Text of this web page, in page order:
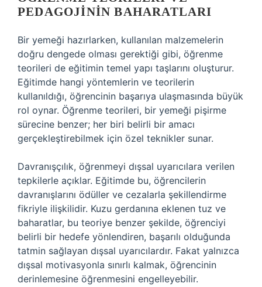
PEDAGOJININ BAHARATLARI
Bir yemeği hazırlarken, kullanılan malzemelerin
doğru dengede olması gerektiği gibi, öğrenme
teorileri de eğitimin temel yapı taşlarını oluşturur.
Eğitimde hangi yöntemlerin ve teorilerin
kullanıldığı, öğrencinin başarıya ulaşmasında büyük
rol oynar. Öğrenme teorileri, bir yemeği pişirme
sürecine benzer; her biri belirli bir amacı
gerçekleştirebilmek için özel teknikler sunar.
Davranışçılık, öğrenmeyi dışsal uyarıcılara verilen
tepkilerle açıklar. Eğitimde bu, öğrencilerin
davranışlarını ödüller ve cezalarla şekillendirme
fikriyle ilişkilidir. Kuzu gerdanına eklenen tuz ve
baharatlar, bu teoriye benzer şekilde, öğrenciyi
belirli bir hedefe yönlendiren, başarılı olduğunda
tatmin sağlayan dışsal uyarıcılardır. Fakat yalnızca
dışsal motivasyonla sınırlı kalmak, öğrencinin
derinlemesine öğrenmesini engelleyebilir.